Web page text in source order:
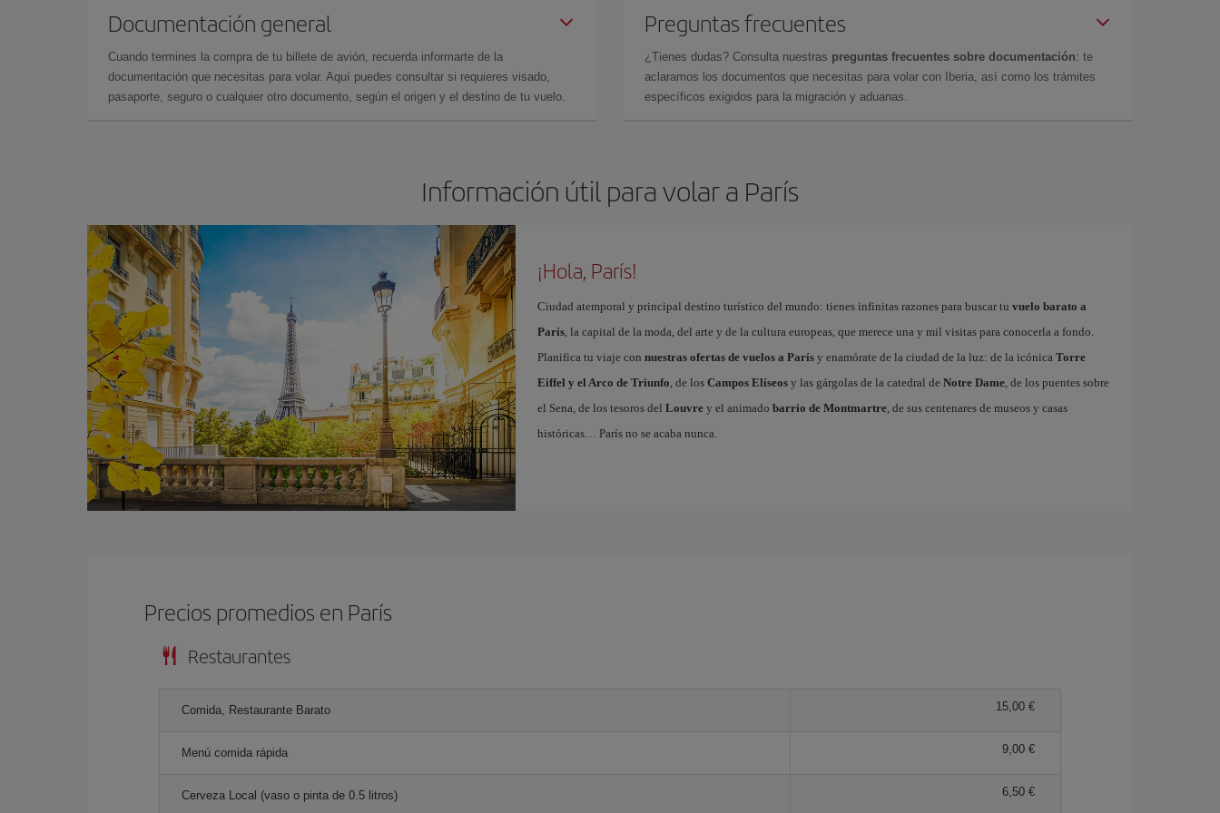
Documentación general
Cuando termines la compra de tu billete de avión, recuerda informarte de la
documentación que necesitas para volar. Aquí puedes consultar si requieres visado,
pasaporte, seguro o cualquier otro documento, según el origen y el destino de tu vuelo.
Preguntas frecuentes
¿Tienes dudas? Consulta nuestras preguntas frecuentes sobre documentación: te
aclaramos los documentos que necesitas para volar con Iberia, así como los trámites
específicos exigidos para la migración y aduanas.
Información útil para volar a París
¡Hola, París!
Ciudad atemporal y principal destino turístico del mundo: tienes infinitas razones para buscar tu vuelo barato a
París, la capital de la moda, del arte y de la cultura europeas, que merece una y mil visitas para conocerla a fondo.
Planifica tu viaje con nuestras ofertas de vuelos a Parísy enamórate de la ciudad de la luz: de la icónica Torre
Eiffel y el Arco de Triunfo, de los Campos Elíseosy las gárgolas de la catedral de Notre Dame, de los puentes sobre
el Sena, de los tesoros del Louvrey el animado barrio de Montmartre, de sus centenares de museos y casas
históricas… París no se acaba nunca.
Precios promedios en París
Restaurantes
Comida, Restaurante Barato 15,00 €
Menú comida rápida 9,00 €
Cerveza Local (vaso o pinta de 0.5 litros) 6,50 €